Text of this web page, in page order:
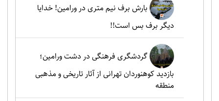
بارش برف نیم متری در ورامین! خدایا
دیگر برف بس است!!
گردشگری فرهنگی در دشت ورامین؛
بازدید کوهنوردان تهرانی از آثار تاریخی و مذهبی
منطقه